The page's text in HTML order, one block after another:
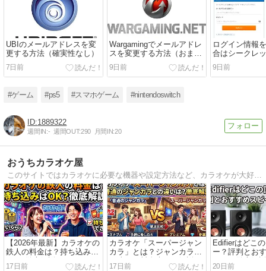
UBIのメールアドレスを変
更する方法（確実性なし）
7日前
Wargamingでメールアドレ
スを変更する方法（おまけ
でUBIも）と注意点
9日前
ログイン情報
合はシークレ
ウがオススメ
9日前
#ゲーム #ps5 #スマホゲーム #nintendoswitch
1889322
週間IN:- 週間OUT:290 月間IN:20
おうちカラオケ屋
このサイトではカラオケに必要な機器や設定方法など、カラオケが大好きでおうちでもやりたいなと思ってる人への応援サイトであり、少しでもおうちカラオケ出来る方が増えて欲しいなという思いで立ち上げました。
【2026年最新】カラオケの
鉄人の料金は？持ち込みは
OK？徹底解説
17日前
カラオケ「スーパージャン
カラ」とは？ジャンカラと
の違い・料金表など解説
17日前
Edifierはどこ
ー？評判とお
カーを徹底解説
20日前